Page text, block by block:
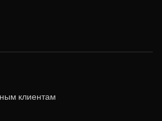
клиентам